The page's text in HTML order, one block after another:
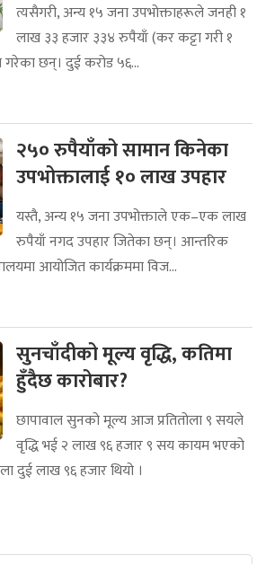
त्यसैगरी, अन्य १५ जना उपभोक्ताहरूले जनही १
लाख ३३ हजार ३३४ रुपैयाँ (कर कट्टा गरी १
गरेका छन्। दुई करोड ५६...
२५० रुपैयाँको सामान किनेका
उपभोक्तालाई १० लाख उपहार
यस्तै, अन्य १५ जना उपभोक्ताले एक–एक लाख
रुपैयाँ नगद उपहार जितेका छन्। आन्तरिक
आयोजित कार्यक्रममा विज...
सुनचाँदीको मूल्य वृद्धि, कतिमा
हुँदैछ कारोबार?
छापावाल सुनको मूल्य आज प्रतितोला ९ सयले
वृद्धि भई २ लाख ९६ हजार ९ सय कायम भएको
दुई लाख ९६ हजार थियो ।